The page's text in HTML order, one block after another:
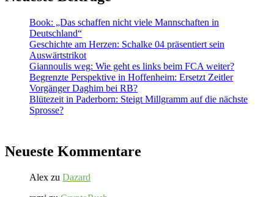
Book: „Das schaffen nicht viele Mannschaften in
Deutschland“
Geschichte am Herzen: Schalke 04 präsentiert sein
Auswärtstrikot
Giannoulis weg: Wie geht es links beim FCA weiter?
Begrenzte Perspektive in Hoffenheim: Ersetzt Zeitler
Vorgänger Daghim bei RB?
Blütezeit in Paderborn: Steigt Millgramm auf die nächste
Sprosse?
Neueste Kommentare
Alex zu Dazard